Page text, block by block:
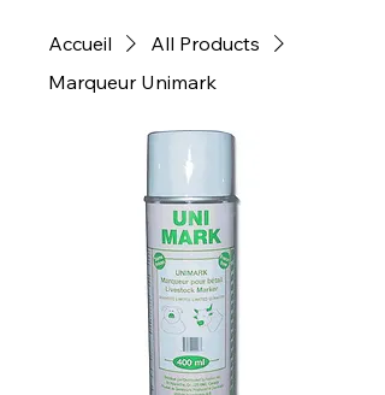
Accueil
All Products
Marqueur Unimark